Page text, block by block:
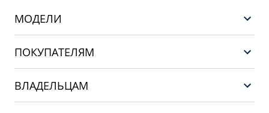
МОДЕЛИ
EX5
PREFACE
ПОКУПАТЕЛЯМ
ВЛАДЕЛЬЦАМ